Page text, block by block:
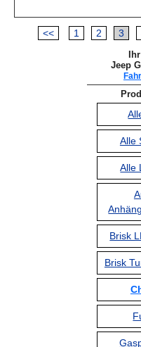
<< 1 2 3
Jeep
Alle
Alle
Brisk
Brisk